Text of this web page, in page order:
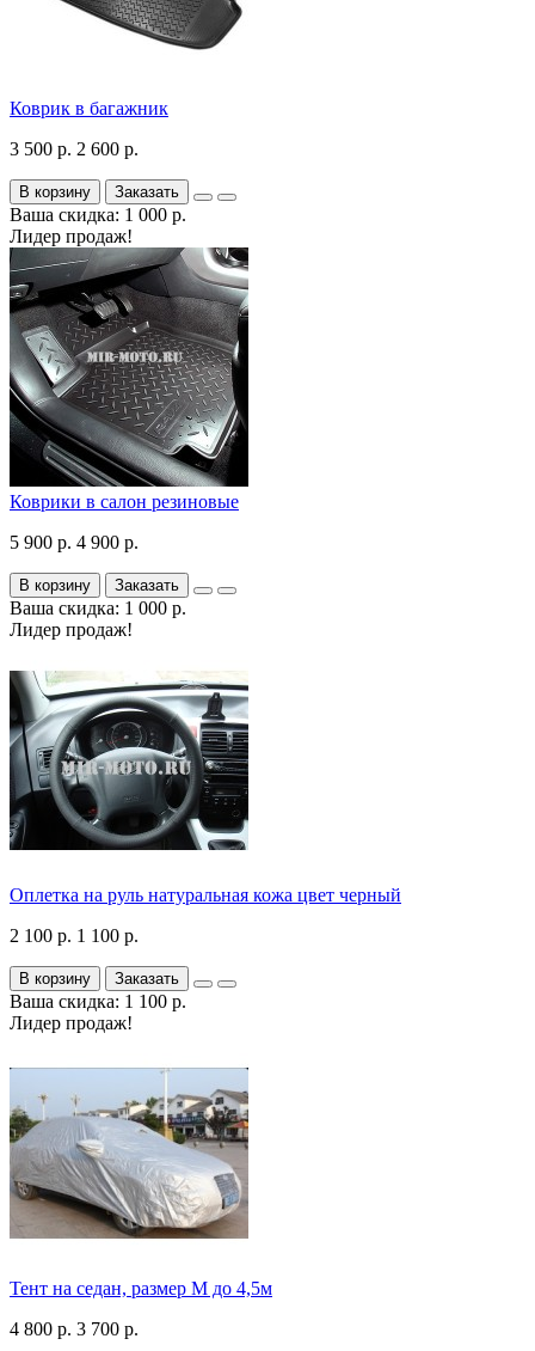
Коврик в багажник
3 500 р. 2 600 р.
В корзину Заказать
Ваша скидка: 1 000 р.
Лидер продаж!
Коврики в салон резиновые
5 900 р. 4 900 р.
В корзину Заказать
Ваша скидка: 1 000 р.
Лидер продаж!
Оплетка на руль натуральная кожа цвет черный
2 100 р. 1 100 р.
В корзину Заказать
Ваша скидка: 1 100 р.
Лидер продаж!
Тент на седан, размер М до 4,5м
4 800 р. 3 700 р.